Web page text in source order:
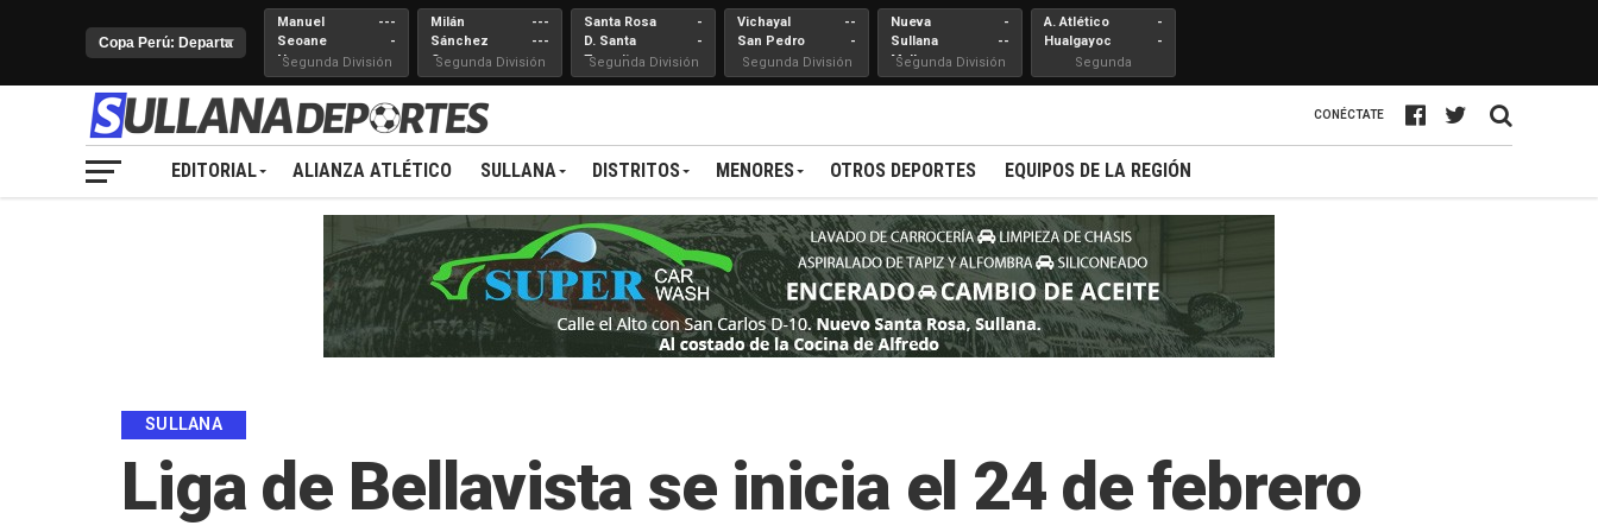
Manuel
Seoane
Nueva
Juventud
---
-
Segunda División
Milán
Sánchez
Cerro
---
---
Segunda División
Santa Rosa
D. Santa
Teresita
-
-
Segunda División
Vichayal
San Pedro
--
-
Segunda División
Nueva
Sullana
Mallares
-
--
Segunda División
A. Atlético
Hualgayoc
-
-
Segunda
Profesional
CONÉCTATE
EDITORIAL ALIANZA ATLÉTICO SULLANA DISTRITOS MENORES OTROS DEPORTES EQUIPOS DE LA REGIÓN
SULLANA
Liga de Bellavista se inicia el 24 de febrero